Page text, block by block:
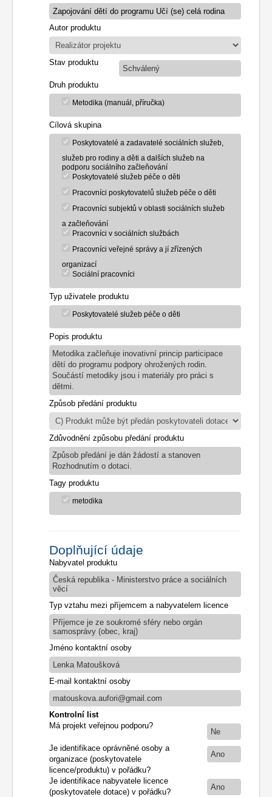
Autor produktu
Stav produktu
Schválený
Druh produktu
Metodika (manuál, příručka)
Cílová skupina
Poskytovatelé a zadavatelé sociálních služeb,
služeb pro rodiny a děti a dalších služeb na
podporu sociálního začleňování
Poskytovatelé služeb péče o děti
Pracovníci poskytovatelů služeb péče o děti
Pracovníci subjektů v oblasti sociálních služeb
a začleňování
Pracovníci v sociálních službách
Pracovníci veřejné správy a jí zřízených
organizací
Sociální pracovníci
Typ uživatele produktu
Poskytovatelé služeb péče o děti
Popis produktu
Metodika začleňuje inovativní princip participace
dětí do programu podpory ohrožených rodin.
Součástí metodiky jsou i materiály pro práci s
dětmi.
Způsob předání produktu
Zdůvodnění způsobu předání produktu
Způsob předání je dán žádostí a stanoven
Rozhodnutím o dotaci.
Tagy produktu
metodika
Doplňující údaje
Nabyvatel produktu
Česká republika - Ministerstvo práce a sociálních
věcí
Typ vztahu mezi příjemcem a nabyvatelem licence
Příjemce je ze soukromé sféry nebo orgán
samosprávy (obec, kraj)
Jméno kontaktní osoby
Lenka Matoušková
E-mail kontaktní osoby
matouskova.aufori@gmail.com
Kontrolní list
Má projekt veřejnou podporu?
Ne
Je identifikace oprávněné osoby a
organizace (poskytovatele
licence/produktu) v pořádku?
Ano
Je identifikace nabyvatele licence
(poskytovatele dotace) v pořádku?
Ano